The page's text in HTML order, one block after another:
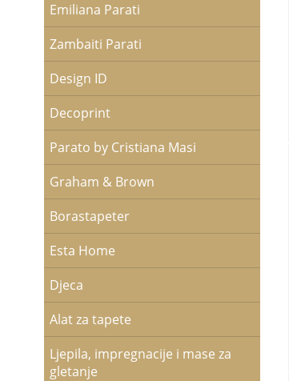
Emiliana Parati
Zambaiti Parati
Design ID
Decoprint
Parato by Cristiana Masi
Graham & Brown
Borastapeter
Esta Home
Djeca
Alat za tapete
Ljepila, impregnacije i mase za
gletanje